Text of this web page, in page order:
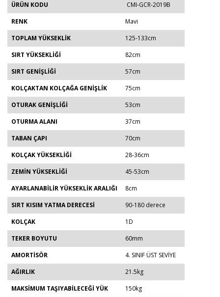
ÜRÜN KODU
CMI-GCR-2019B
RENK
Mavi
TOPLAM YÜKSEKLİK
125-133cm
SIRT YÜKSEKLİĞİ
82cm
SIRT GENİŞLİĞİ
57cm
KOLÇAKTAN KOLÇAĞA GENİŞLİK
75cm
OTURAK GENİŞLİĞİ
53cm
OTURMA ALANI
37cm
TABAN ÇAPI
70cm
KOLÇAK YÜKSEKLİĞİ
28-36cm
ZEMİN YÜKSEKLİĞİ
45-53cm
AYARLANABİLİR YÜKSEKLİK ARALIĞI
8cm
SIRT KISIM YATMA DERECESİ
90-180 derece
KOLÇAK
1D
TEKER BOYUTU
60mm
AMORTİSÖR
4. SINIF ÜST SEVİYE
AĞIRLIK
21.5kg
MAKSİMUM TAŞIYABİLECEĞİ YÜK
150kg